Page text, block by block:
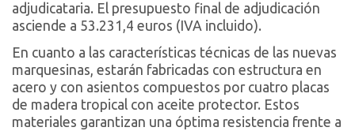
adjudicataria. El presupuesto final de adjudicación
asciende a 53.231,4 euros (IVA incluido).
En cuanto a las características técnicas de las nuevas
marquesinas, estarán fabricadas con estructura en
acero y con asientos compuestos por cuatro placas
de madera tropical con aceite protector. Estos
materiales garantizan una óptima resistencia frente a